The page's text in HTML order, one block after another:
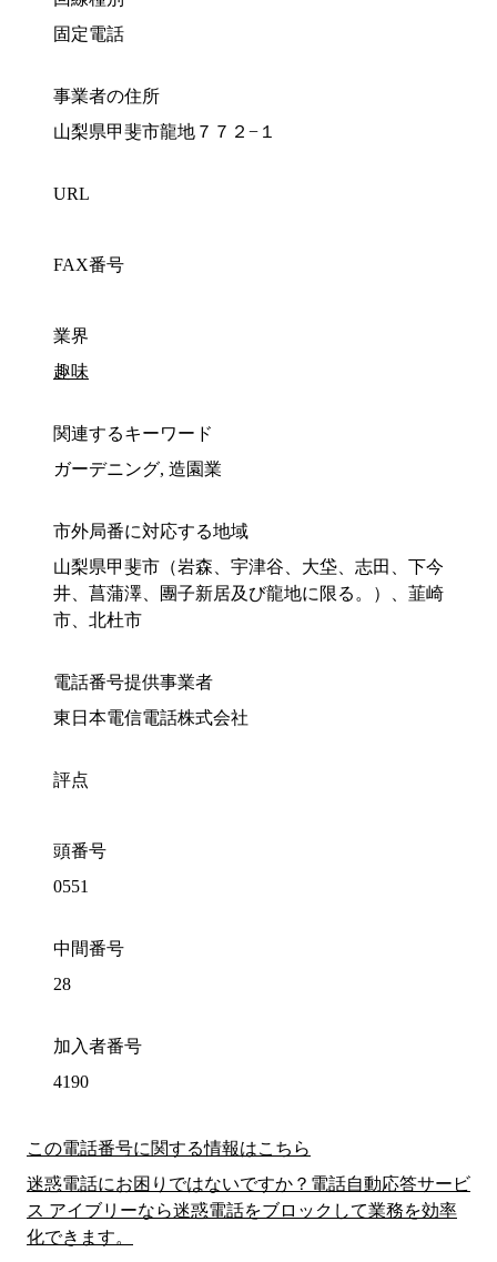
固定電話
事業者の住所
山梨県甲斐市龍地７７２−１
URL
FAX番号
業界
趣味
関連するキーワード
ガーデニング, 造園業
市外局番に対応する地域
山梨県甲斐市（岩森、宇津谷、大垈、志田、下今
井、菖蒲澤、團子新居及び龍地に限る。）、韮崎
市、北杜市
電話番号提供事業者
東日本電信電話株式会社
評点
頭番号
0551
中間番号
28
加入者番号
4190
この電話番号に関する情報はこちら
迷惑電話にお困りではないですか？電話自動応答サービ
ス アイブリーなら迷惑電話をブロックして業務を効率
化できます。